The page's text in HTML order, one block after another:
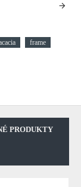
frame
PRODUKTY